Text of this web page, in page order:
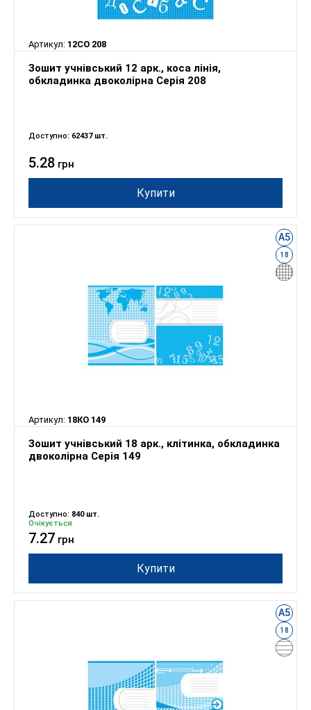
Артикул: 12СО 208
Зошит учнівський 12 арк., коса лінія,
обкладинка двоколірна Серія 208
5.28 грн
Доступно: 62437 шт.
Купити
А5
18
Артикул: 18КО 149
Зошит учнівський 18 арк., клітинка, обкладинка
двоколірна Серія 149
7.27 грн
Доступно: 840 шт.
Очікується
Купити
А5
18